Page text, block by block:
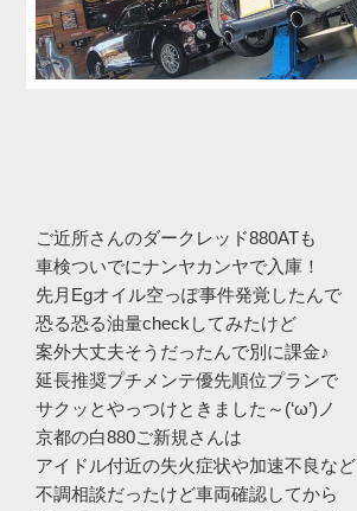
ご近所さんのダークレッド880ATも
車検ついでにナンヤカンヤで入庫！
先月Egオイル空っぽ事件発覚したんで
恐る恐る油量checkしてみたけど
案外大丈夫そうだったんで別に課金♪
延長推奨プチメンテ優先順位プランで
サクッとやっつけときました～(‘ω’)ノ
京都の白880ご新規さんは
アイドル付近の失火症状や加速不良など
不調相談だったけど車両確認してから